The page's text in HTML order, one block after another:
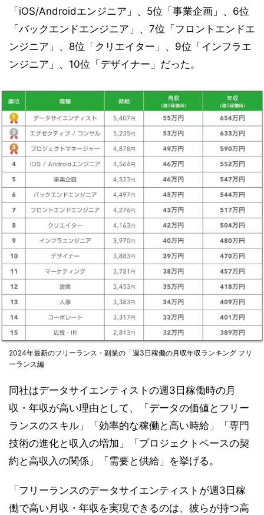
「iOS/Androidエンジニア」、5位「事業企画」、6位
「バックエンドエンジニア」、7位「フロントエンドエ
ンジニア」、8位「クリエイター」、9位「インフラエ
ンジニア」、10位「デザイナー」だった。
2024年最新のフリーランス・副業の「週3日稼働の月収年収ランキング フリ
ーランス編
同社はデータサイエンティストの週3日稼働時の月
収・年収が高い理由として、「データの価値とフリー
ランスのスキル」「効率的な稼働と高い時給」「専門
技術の進化と収入の増加」「プロジェクトベースの契
約と高収入の関係」「需要と供給」を挙げる。
「フリーランスのデータサイエンティストが週3日稼
働で高い月収・年収を実現できるのは、彼らが持つ高